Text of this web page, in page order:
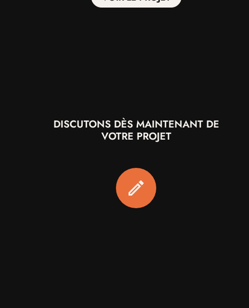
DISCUTONS DÈS MAINTENANT DE
VOTRE PROJET